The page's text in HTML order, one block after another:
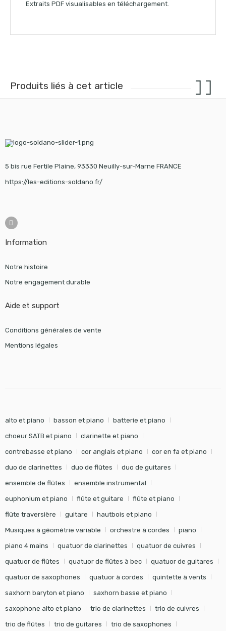
Extraits PDF visualisables en téléchargement.
Produits liés à cet article
5 bis rue Fertile Plaine, 93330 Neuilly-sur-Marne FRANCE
https://les-editions-soldano.fr/
Information
Notre histoire
Notre engagement durable
Aide et support
Conditions générales de vente
Mentions légales
alto et piano basson et piano batterie et piano
choeur SATB et piano clarinette et piano
contrebasse et piano cor anglais et piano cor en fa et piano
duo de clarinettes duo de flûtes duo de guitares
ensemble de flûtes ensemble instrumental
euphonium et piano flûte et guitare flûte et piano
flûte traversière guitare hautbois et piano
Musiques à géométrie variable orchestre à cordes piano
piano 4 mains quatuor de clarinettes quatuor de cuivres
quatuor de flûtes quatuor de flûtes à bec quatuor de guitares
quatuor de saxophones quatuor à cordes quintette à vents
saxhorn baryton et piano saxhorn basse et piano
saxophone alto et piano trio de clarinettes trio de cuivres
trio de flûtes trio de guitares trio de saxophones